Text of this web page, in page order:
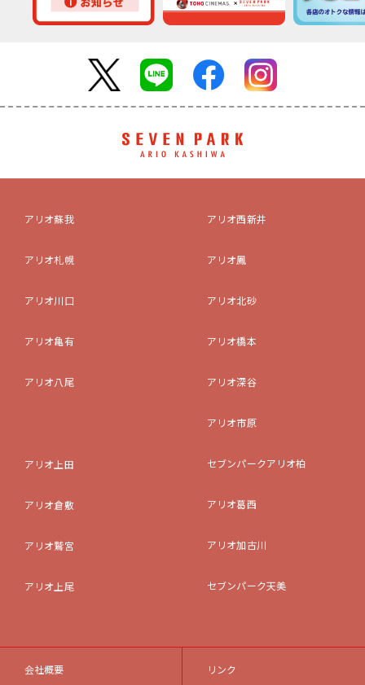
アリオ蘇我
アリオ札幌
アリオ川口
アリオ亀有
アリオ八尾
アリオ上田
アリオ倉敷
アリオ鷲宮
アリオ上尾
アリオ西新井
アリオ鳳
アリオ北砂
アリオ橋本
アリオ深谷
アリオ市原
セブンパークアリオ柏
アリオ葛西
アリオ加古川
セブンパーク天美
会社概要 リンク